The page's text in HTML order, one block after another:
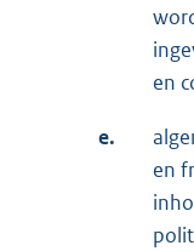
en
e.
en